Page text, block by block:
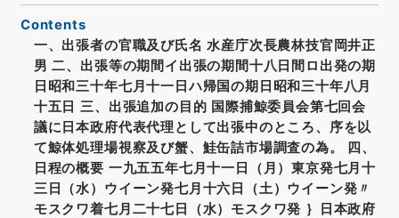
Contents
一、出張者の官職及び氏名 水産庁次長農林技官岡井正
男 二、出張等の期間イ出張の期間十八日間ロ出発の期
日昭和三十年七月十一日ハ帰国の期日昭和三十年八月
十五日 三、出張追加の目的 国際捕鯨委員会第七回会
議に日本政府代表代理として出張中のところ、序を以
て鯨体処理場視察及び蟹、鮭缶詰市場調査の為。 四、
日程の概要 一九五五年七月十一日（月）東京発七月十
三日（水）ウイーン発七月十六日（土）ウイーン発〃
モスクワ着七月二十七日（水）モスクワ発 ｝日本政府